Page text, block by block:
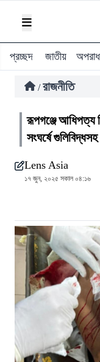
প্রচ্ছদ জাতীয় অপরাধ
/ রাজনীতি
রূপগঞ্জে আধিপত্য
সংঘর্ষে
Lens Asia
১৭ জুন, ২০২৫ সকাল ০৪:১৬